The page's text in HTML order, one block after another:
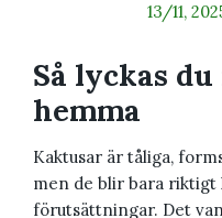
13/11,
Så lyckas
hemma
Kaktusar är tåliga,
men de blir bara
förutsättningar. Det